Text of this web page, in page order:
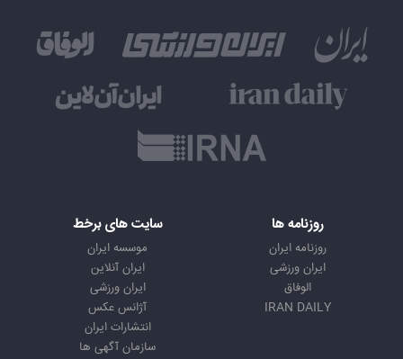
روزنامه ها
روزنامه ایران
ایران ورزشی
الوفاق
IRAN DAILY
سایت های برخط
موسسه ایران
ایران آنلاین
ایران ورزشی
آژانس عکس
انتشارات ایران
سازمان آگهی ها